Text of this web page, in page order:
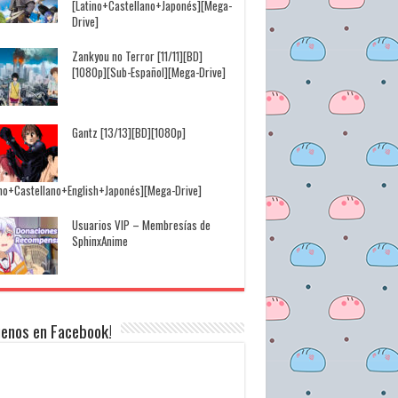
[Latino+Castellano+Japonés][Mega-
Drive]
Zankyou no Terror [11/11][BD]
[1080p][Sub-Español][Mega-Drive]
Gantz [13/13][BD][1080p]
Drive]
Usuarios VIP – Membresías de
SphinxAnime
en Facebook!